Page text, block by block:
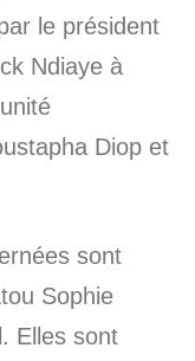
le président
Ndiaye à
Diop et
sont
Sophie
Elles sont